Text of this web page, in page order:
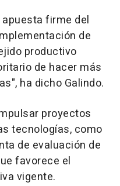
firme del
de
productivo
de hacer más
ha dicho Galindo.
proyectos
tecnologías, como
de evaluación de
favorece el
vigente.